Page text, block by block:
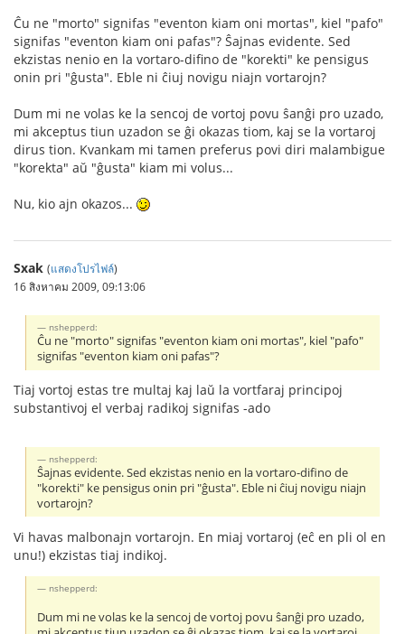
Ĉu ne "morto" signifas "eventon kiam oni mortas", kiel "pafo"
signifas "eventon kiam oni pafas"? Ŝajnas evidente. Sed
ekzistas nenio en la vortaro-difino de "korekti" ke pensigus
onin pri "ĝusta". Eble ni ĉiuj novigu niajn vortarojn?
Dum mi ne volas ke la sencoj de vortoj povu ŝanĝi pro uzado,
mi akceptus tiun uzadon se ĝi okazas tiom, kaj se la vortaroj
dirus tion. Kvankam mi tamen preferus povi diri malambigue
"korekta" aŭ "ĝusta" kiam mi volus...
Nu, kio ajn okazos...
Sxak (แสดงโปรไฟล์)
16 สิงหาคม 2009, 09:13:06
nshepperd:
Ĉu ne "morto" signifas "eventon kiam oni mortas", kiel "pafo"
signifas "eventon kiam oni pafas"?
Tiaj vortoj estas tre multaj kaj laŭ la vortfaraj principoj
substantivoj el verbaj radikoj signifas -ado
nshepperd:
Ŝajnas evidente. Sed ekzistas nenio en la vortaro-difino de
"korekti" ke pensigus onin pri "ĝusta". Eble ni ĉiuj novigu niajn
vortarojn?
Vi havas malbonajn vortarojn. En miaj vortaroj (eĉ en pli ol en
unu!) ekzistas tiaj indikoj.
nshepperd:
Dum mi ne volas ke la sencoj de vortoj povu ŝanĝi pro uzado,